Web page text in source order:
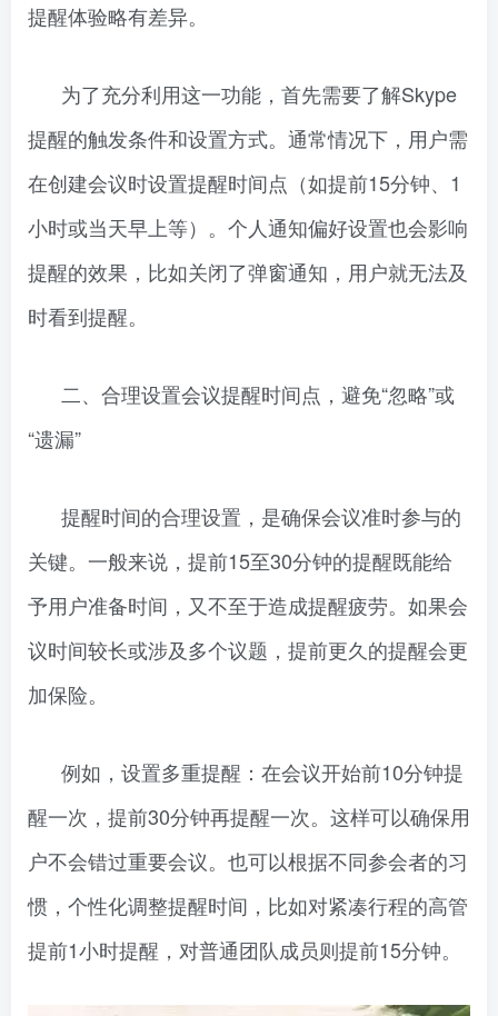
提醒体验略有差异。
为了充分利用这一功能，首先需要了解Skype
提醒的触发条件和设置方式。通常情况下，用户需
在创建会议时设置提醒时间点（如提前15分钟、1
小时或当天早上等）。个人通知偏好设置也会影响
提醒的效果，比如关闭了弹窗通知，用户就无法及
时看到提醒。
二、合理设置会议提醒时间点，避免“忽略”或
“遗漏”
提醒时间的合理设置，是确保会议准时参与的
关键。一般来说，提前15至30分钟的提醒既能给
予用户准备时间，又不至于造成提醒疲劳。如果会
议时间较长或涉及多个议题，提前更久的提醒会更
加保险。
例如，设置多重提醒：在会议开始前10分钟提
醒一次，提前30分钟再提醒一次。这样可以确保用
户不会错过重要会议。也可以根据不同参会者的习
惯，个性化调整提醒时间，比如对紧凑行程的高管
提前1小时提醒，对普通团队成员则提前15分钟。